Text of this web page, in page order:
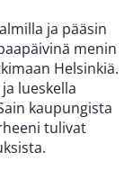
ja pääsin
menin
Helsinkiä.
lueskella
kaupungista
tulivat